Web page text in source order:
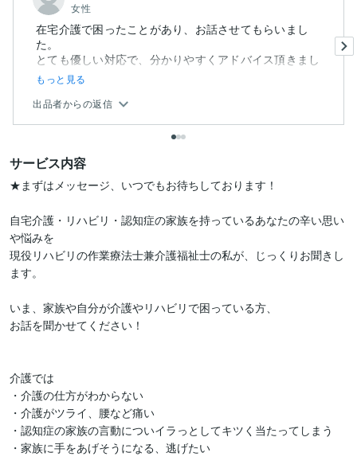
女性
在宅介護で困ったことがあり、お話させてもらいまし
た。
とても優しい対応で、分かりやすくアドバイス頂きまし
た。
本当にあり...
もっと見る
出品者からの返信
サービス内容
★まずはメッセージ、いつでもお待ちしております！
自宅介護・リハビリ・認知症の家族を持っているあなたの辛い思い
や悩みを
現役リハビリの作業療法士兼介護福祉士の私が、じっくりお聞きし
ます。
いま、家族や自分が介護やリハビリで困っている方、
お話を聞かせてください！
介護では
・介護の仕方がわからない
・介護がツライ、腰など痛い
・認知症の家族の言動についイラっとしてキツく当たってしまう
・家族に手をあげそうになる、逃げたい